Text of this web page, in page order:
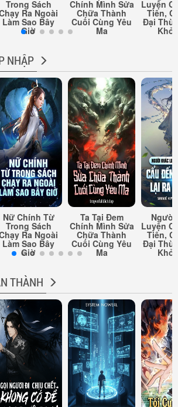
Trong Sách
Ra Ngoài
Làm Sao Bây
Giờ
Chính Mình Sửa
Chữa Thành
Cuối Cùng Yêu
Ma
Luyện
Tiên,
Đại
NHẬP
Nữ Chính Từ
Trong Sách
Ra Ngoài
Làm Sao Bây
Giờ
Ta Tại Đem
Chính Mình Sửa
Chữa Thành
Cuối Cùng Yêu
Ma
Người
Luyện
Tiên,
Đại
THÀNH